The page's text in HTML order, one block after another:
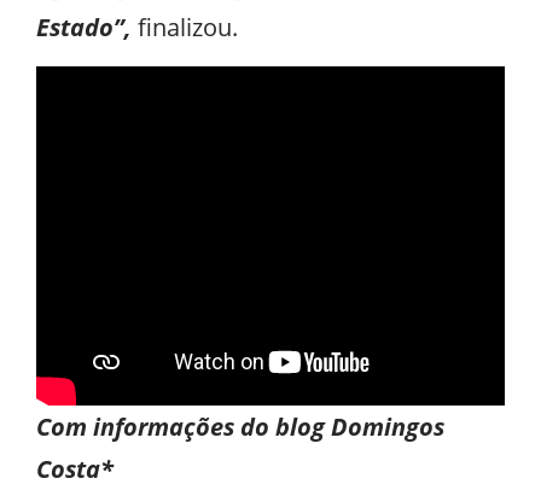
Estado”, finalizou.
Com informações do blog Domingos
Costa*